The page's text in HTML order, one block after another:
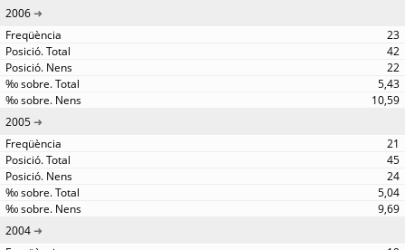
2006
23
42
22
5,43
10,59
2005
21
45
24
5,04
9,69
2004